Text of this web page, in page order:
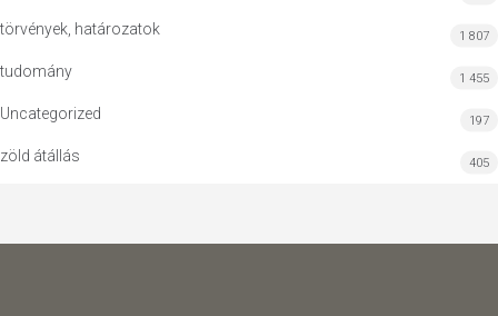
törvények, határozatok 1 807
tudomány 1 455
Uncategorized 197
zöld átállás 405